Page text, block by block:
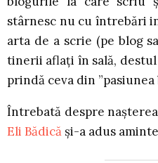
stârnesc nu cu întrebări
arta de a scrie (pe blog
tinerii aflați în sală,
prindă ceva din ”pasiunea
Întrebată despre
Eli Bădică și-a adus